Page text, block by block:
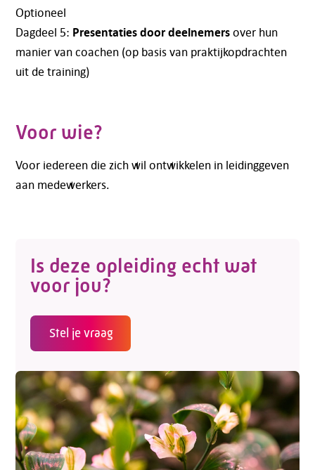
Telefoon:
E-mail:
info@kasgroeit.nl
Adviesgesprek
Contactformulier
Optioneel
Dagdeel 5: Presentaties door deelnemersover hun
manier van coachen (op basis van praktijkopdrachten
uit de training)
Voor wie?
Voor iedereen die zich wil ontwikkelen in leidinggeven
aan medewerkers.
Is deze opleiding echt wat
voor jou?
Stel je vraag